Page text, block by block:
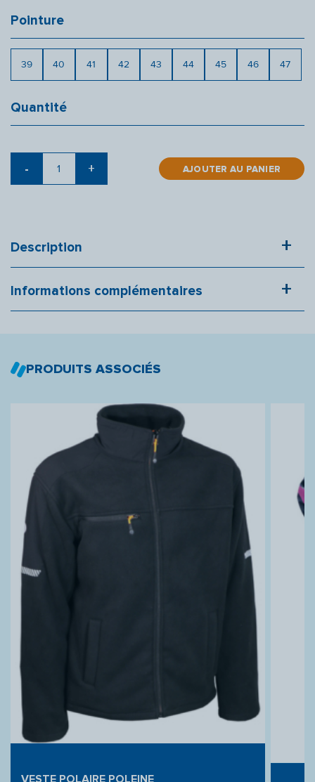
Description
Informations complémentaires
Pointure
39 40 41 42 43 44 45 46 47
Quantité
quantité
HUNTER
- + AJOUTER AU PANIER
PRODUITS ASSOCIÉS
VESTE POLAIRE POLEINE